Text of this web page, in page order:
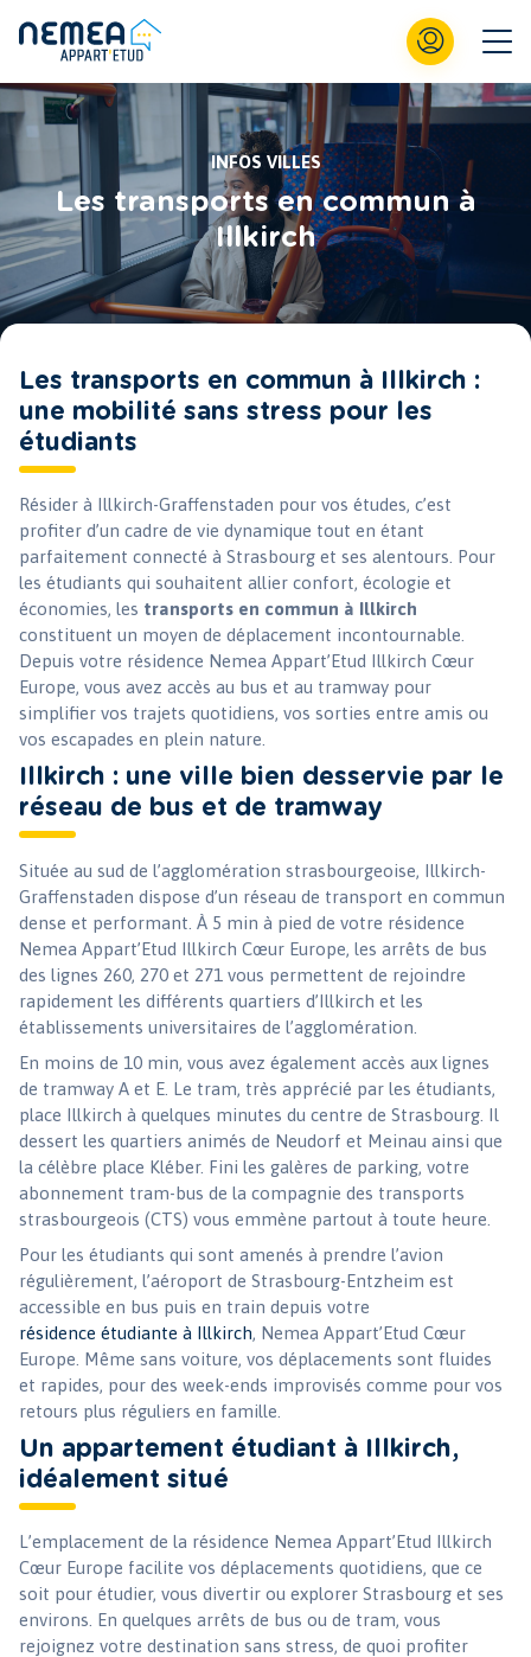
INFOS VILLES
Les transports en commun à
Illkirch
Les transports en commun à Illkirch :
une mobilité sans stress pour les
étudiants
Résider à Illkirch-Graffenstaden pour vos études, c’est
profiter d’un cadre de vie dynamique tout en étant
parfaitement connecté à Strasbourg et ses alentours. Pour
les étudiants qui souhaitent allier confort, écologie et
économies, les transports en commun à Illkirch
constituent un moyen de déplacement incontournable.
Depuis votre résidence Nemea Appart’Etud Illkirch Cœur
Europe, vous avez accès au bus et au tramway pour
simplifier vos trajets quotidiens, vos sorties entre amis ou
vos escapades en plein nature.
Illkirch : une ville bien desservie par le
réseau de bus et de tramway
Située au sud de l’agglomération strasbourgeoise, Illkirch-
Graffenstaden dispose d’un réseau de transport en commun
dense et performant. À 5 min à pied de votre résidence
Nemea Appart’Etud Illkirch Cœur Europe, les arrêts de bus
des lignes 260, 270 et 271 vous permettent de rejoindre
rapidement les différents quartiers d’Illkirch et les
établissements universitaires de l’agglomération.
En moins de 10 min, vous avez également accès aux lignes
de tramway A et E. Le tram, très apprécié par les étudiants,
place Illkirch à quelques minutes du centre de Strasbourg. Il
dessert les quartiers animés de Neudorf et Meinau ainsi que
la célèbre place Kléber. Fini les galères de parking, votre
abonnement tram-bus de la compagnie des transports
strasbourgeois (CTS) vous emmène partout à toute heure.
Pour les étudiants qui sont amenés à prendre l’avion
régulièrement, l’aéroport de Strasbourg-Entzheim est
accessible en bus puis en train depuis votre
résidence étudiante à Illkirch, Nemea Appart’Etud Cœur
Europe. Même sans voiture, vos déplacements sont fluides
et rapides, pour des week-ends improvisés comme pour vos
retours plus réguliers en famille.
Un appartement étudiant à Illkirch,
idéalement situé
L’emplacement de la résidence Nemea Appart’Etud Illkirch
Cœur Europe facilite vos déplacements quotidiens, que ce
soit pour étudier, vous divertir ou explorer Strasbourg et ses
environs. En quelques arrêts de bus ou de tram, vous
rejoignez votre destination sans stress, de quoi profiter